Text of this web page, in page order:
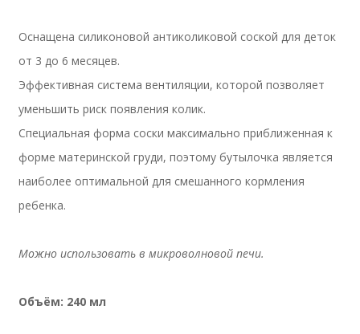
Оснащена силиконовой антиколиковой соской для деток
от 3 до 6 месяцев.
Эффективная система вентиляции, которой позволяет
уменьшить риск появления колик.
Специальная форма соски максимально приближенная к
форме материнской груди, поэтому бутылочка является
наиболее оптимальной для смешанного кормления
ребенка.
Можно использовать в микроволновой печи.
Объём: 240 мл